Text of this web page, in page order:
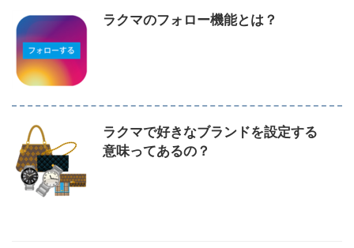
ラクマのフォロー機能とは？
ラクマで好きなブランドを設定する
意味ってあるの？